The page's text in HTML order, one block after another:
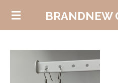
Ga
de
hoofdinhoud
BRANDNEW